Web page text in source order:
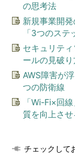
の思考法
新規事業開
「3つのステ
セキュリテ
ールの見破
AWS障害が
つの防衛線
「Wi-Fi×回
質を向上さ
チェックして